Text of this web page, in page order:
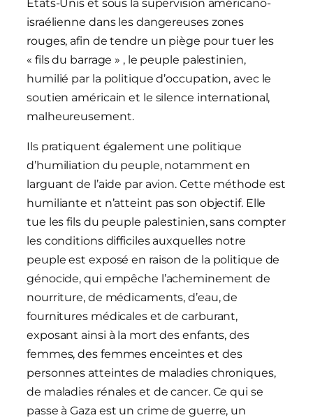
États-Unis et sous la supervision américano-
israélienne dans les dangereuses zones
rouges, afin de tendre un piège pour tuer les
« fils du barrage » , le peuple palestinien,
humilié par la politique d’occupation, avec le
soutien américain et le silence international,
malheureusement.
Ils pratiquent également une politique
d’humiliation du peuple, notamment en
larguant de l’aide par avion. Cette méthode est
humiliante et n’atteint pas son objectif. Elle
tue les fils du peuple palestinien, sans compter
les conditions difficiles auxquelles notre
peuple est exposé en raison de la politique de
génocide, qui empêche l’acheminement de
nourriture, de médicaments, d’eau, de
fournitures médicales et de carburant,
exposant ainsi à la mort des enfants, des
femmes, des femmes enceintes et des
personnes atteintes de maladies chroniques,
de maladies rénales et de cancer. Ce qui se
passe à Gaza est un crime de guerre, un